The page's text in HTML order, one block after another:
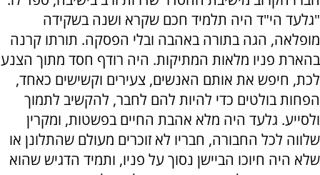
"גלעד הי"ד היה תלמיד חכם שקרא ושנה בשקידה
מופלאה, הגה בתורה באהבה ובלי הפסקה. תורתו קרנה
בהארת פניו מלאות המתיקות. היה רודף חסד מתוך הצנע
לכת, חיפש את אותם האנשים, צעירים וקשישים כאחד,
הפחות בולטים כדי להיות להם לחבר, להקשיב לתמוך
ולסייע. גלעד היה מלא אהבת החיים בפשטות, ומקרין
שלווה לכל החבורה, חבריו לא זוכרים מעולם שהתלונן או
שלא היה חיוכו הביישן נסוך על פניו, ותמיד הדגיש שהוא